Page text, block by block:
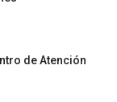
de Atención